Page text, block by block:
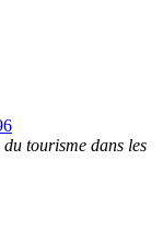
tourisme dans les